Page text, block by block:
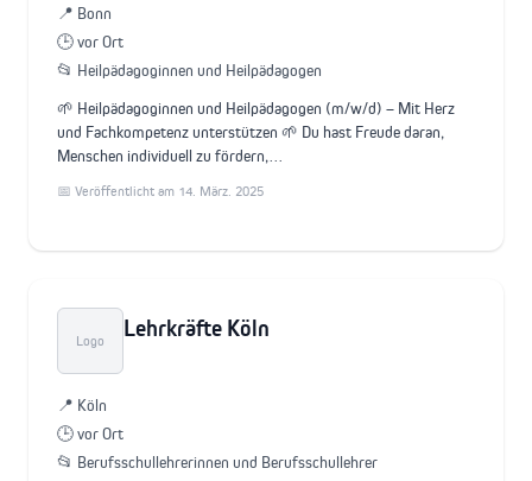
📍 Bonn
🕒 vor Ort
📂 Heilpädagoginnen und Heilpädagogen
🌱 Heilpädagoginnen und Heilpädagogen (m/w/d) – Mit Herz
und Fachkompetenz unterstützen 🌱 Du hast Freude daran,
Menschen individuell zu fördern,…
📅 Veröffentlicht am 14. März. 2025
Logo Lehrkräfte Köln
📍 Köln
🕒 vor Ort
📂 Berufsschullehrerinnen und Berufsschullehrer